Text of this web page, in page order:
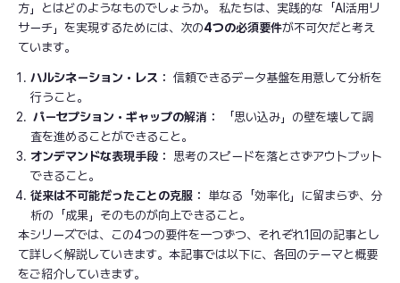
方」とはどのようなものでしょうか。 私たちは、実践的な「AI活用リ
サーチ」を実現するためには、次の4つの必須要件が不可欠だと考え
ています。
ハルシネーション・レス： 信頼できるデータ基盤を用意して分析を
行うこと。
パーセプション・ギャップの解消：
「思い込み」の壁を壊して調
査を進めることができること。
オンデマンドな表現手段：
思考のスピードを落とさずアウトプット
できること。
従来は不可能だったことの克服：
単なる「効率化」に留まらず、分
析の「成果」そのものが向上できること。
本シリーズでは、この4つの要件を一つずつ、それぞれ1回の記事とし
て詳しく解説していきます。本記事では以下に、各回のテーマと概要
をご紹介していきます。